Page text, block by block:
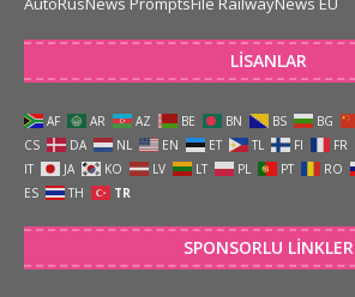
LISANLAR
AF AR AZ BE BN BS BG
CS
DA NL EN ET TL FI FR
IT
JA KO LV LT PL PT RO
ES
TH TR
SPONSORLU LINKLER